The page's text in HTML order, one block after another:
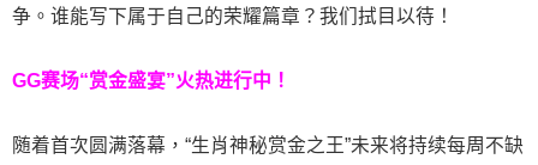
争。谁能写下属于自己的荣耀篇章？我们拭目以待！
GG赛场“赏金盛宴”火热进行中！
随着首次圆满落幕，“生肖神秘赏金之王”未来将持续每周不缺